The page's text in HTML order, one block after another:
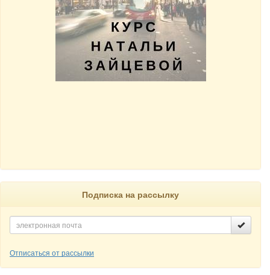
Подписка на рассылку
Отписаться от рассылки